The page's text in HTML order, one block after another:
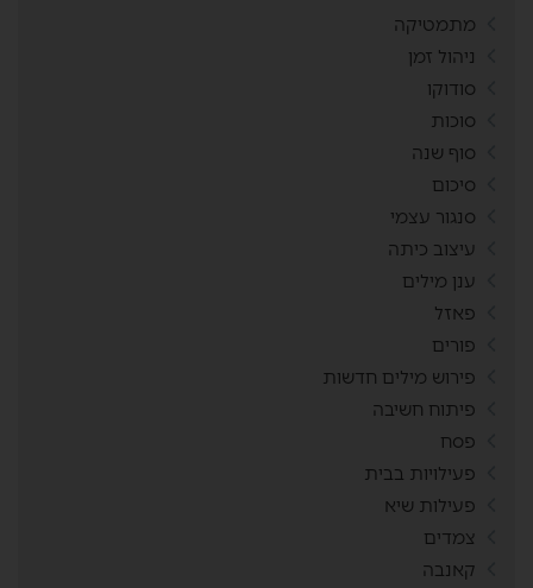
מתמטיקה
ניהול זמן
סודוקו
סוכות
סוף שנה
סיכום
סנגור עצמי
עיצוב כיתה
ענן מילים
פאזל
פורים
פירוש מילים חדשות
פיתוח חשיבה
פסח
פעילויות בבית
פעילות שיא
צמדים
קאנבה